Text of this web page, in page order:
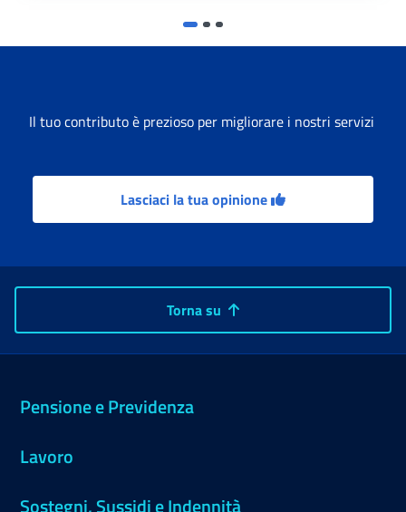
Il tuo contributo è prezioso per migliorare i nostri servizi
Lasciaci la tua opinione
Torna su
Pensione e Previdenza
Lavoro
Sostegni, Sussidi e Indennità